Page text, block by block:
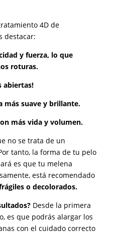
4D de
destacar:
y fuerza, lo que
roturas.
abiertas!
más suave y brillante.
más vida y volumen.
no se trata de un
tanto, la forma de tu pelo
es que tu melena
está recomendado
o decolorados.
Desde la primera
es que podrás alargar los
con el cuidado correcto